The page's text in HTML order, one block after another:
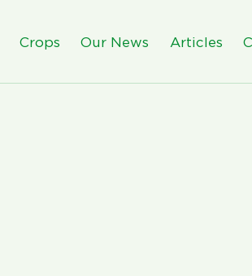
Crops Our News Articles